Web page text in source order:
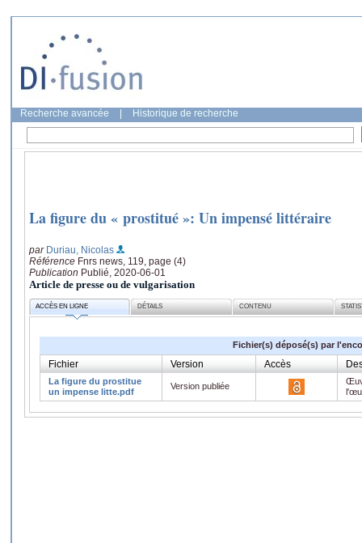
Recherche avancée Historique de recherche
La figure du « prostitué »: Un impensé littéraire
par Duriau, Nicolas
Référence Fnrs news, 119, page (4)
Publication Publié, 2020-06-01
Article de presse ou de vulgarisation
ACCÈS EN LIGNE DÉTAILS CONTENU
Fichier(s) déposé(s) par
Fichier Version Accès
La figure du prostitue
un impense litte.pdf
Version publiée